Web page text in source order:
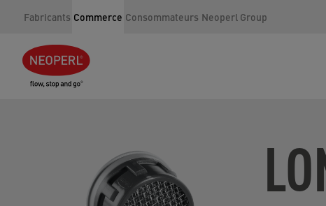
Fabricants Commerce Consommateurs Neoperl Group